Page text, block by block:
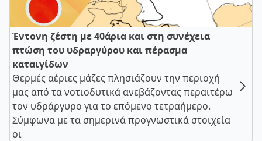
Έντονη ζέστη με 40άρια και στη συνέχεια
πτώση του υδραργύρου και πέρασμα
καταιγίδων
Θερμές αέριες μάζες πλησιάζουν την περιοχή
μας από τα νοτιοδυτικά ανεβάζοντας περαιτέρω
τον υδράργυρο για το επόμενο τετραήμερο.
Σύμφωνα με τα σημερινά προγνωστικά στοιχεία
οι